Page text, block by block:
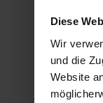
Diese
Wir
und die
Website